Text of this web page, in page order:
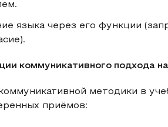
языка через его функции
коммуникативного подхода
методики в
приёмов: